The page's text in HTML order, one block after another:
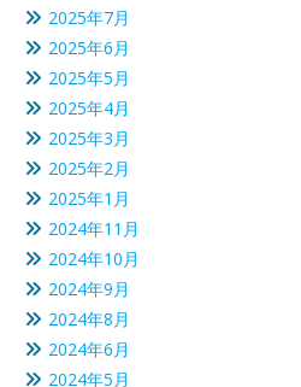
2025年7月
2025年6月
2025年5月
2025年4月
2025年3月
2025年2月
2025年1月
2024年11月
2024年10月
2024年9月
2024年8月
2024年6月
2024年5月